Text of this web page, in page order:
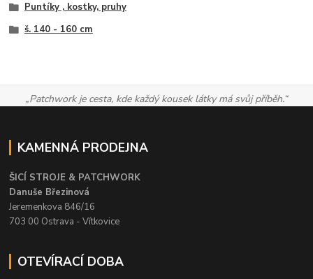
Puntíky , kostky, pruhy
š. 140 - 160 cm
„Patchwork je cesta, kde každý kousek látky má svůj příběh.“
KAMENNÁ PRODEJNA
ŠICÍ STROJE & PATCHWORK
Danuše Březinová
Jeremenkova 846/16
703 00 Ostrava - Vítkovice
OTEVÍRACÍ DOBA